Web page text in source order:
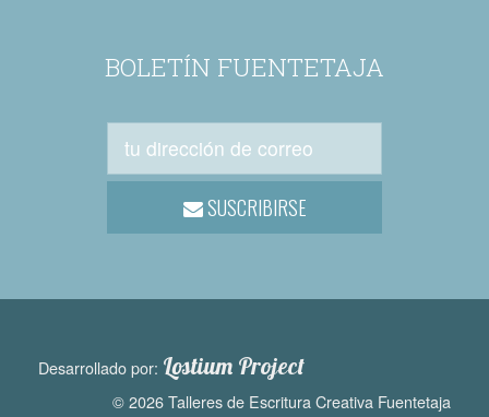
BOLETÍN FUENTETAJA
SUSCRIBIRSE
Desarrollado por: Lostium Project
© 2026 Talleres de Escritura Creativa Fuentetaja